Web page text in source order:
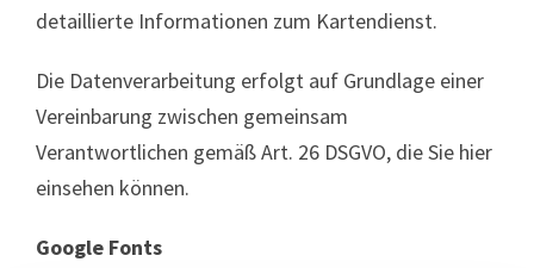
detaillierte Informationen zum Kartendienst.
Die Datenverarbeitung erfolgt auf Grundlage einer
Vereinbarung zwischen gemeinsam
Verantwortlichen gemäß Art. 26 DSGVO, die Sie hier
einsehen können.
Google Fonts